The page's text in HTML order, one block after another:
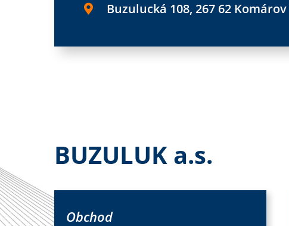
Buzulucká 108, 267 62 Komárov
BUZULUK a.s.
Obchod